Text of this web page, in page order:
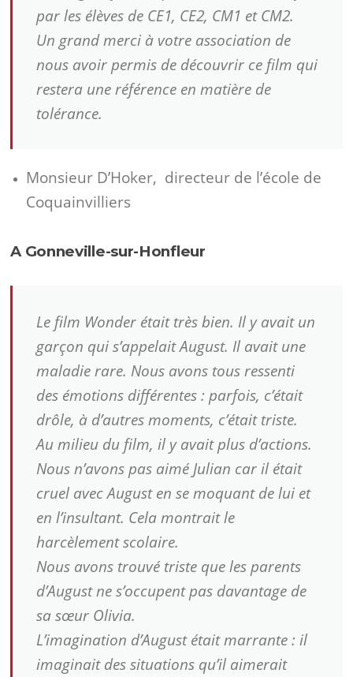
par les élèves de CE1, CE2, CM1 et CM2.
Un grand merci à votre association de
nous avoir permis de découvrir ce film qui
restera une référence en matière de
tolérance.
Monsieur D’Hoker, directeur de l’école de
Coquainvilliers
A Gonneville-sur-Honfleur
Le film Wonder était très bien. Il y avait un
garçon qui s’appelait August. Il avait une
maladie rare. Nous avons tous ressenti
des émotions différentes : parfois, c’était
drôle, à d’autres moments, c’était triste.
Au milieu du film, il y avait plus d’actions.
Nous n’avons pas aimé Julian car il était
cruel avec August en se moquant de lui et
en l’insultant. Cela montrait le
harcèlement scolaire.
Nous avons trouvé triste que les parents
d’August ne s’occupent pas davantage de
sa sœur Olivia.
L’imagination d’August était marrante : il
imaginait des situations qu’il aimerait